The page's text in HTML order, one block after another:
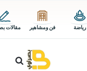
رياضة فن ومشاهير مقالات